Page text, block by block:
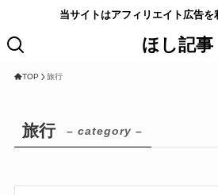
当サイトはアフィリエイト広告を
ほし記事
TOP 旅行
旅行 – category –